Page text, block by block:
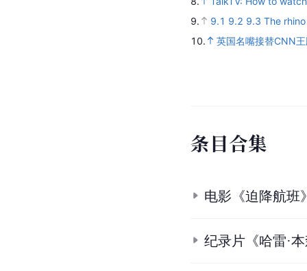
9.
9.1 9.2 9.3 The
10.
英国名嘴接替CNN
条目合集
电影《迫降航班
纪录片《哈雷·